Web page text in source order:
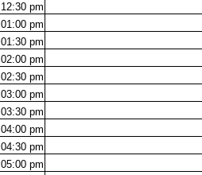
12:30 pm
01:00 pm
01:30 pm
02:00 pm
02:30 pm
03:00 pm
03:30 pm
04:00 pm
04:30 pm
05:00 pm